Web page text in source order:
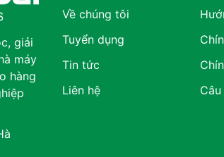
giải
máy
hàng
Về chúng tôi
Tuyển dụng
Tin tức
Liên hệ